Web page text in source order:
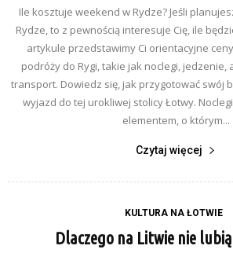
Ile kosztuje weekend w Rydze? Jeśli
Rydze, to z pewnością interesuje Cię, ile
artykule przedstawimy Ci orientacyjne
podróży do Rygi, takie jak noclegi, jedzenie,
transport. Dowiedz się, jak przygotować swój
wyjazd do tej urokliwej stolicy Łotwy.
elementem, o którym...
Czytaj więcej
KULTURA NA ŁOTWIE
Dlaczego na Litwie nie